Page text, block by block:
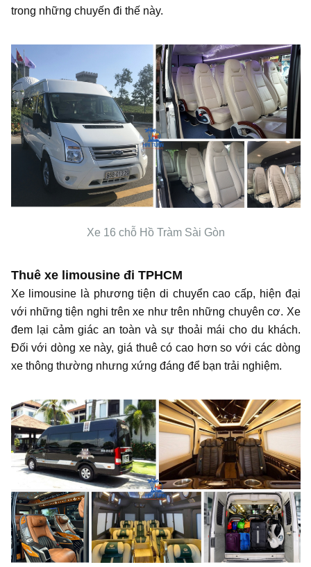
trong những chuyến đi thế này.
Xe 16 chỗ Hồ Tràm Sài Gòn
Thuê xe limousine đi TPHCM
Xe limousine là phương tiện di chuyển cao cấp, hiện đại
với những tiện nghi trên xe như trên những chuyên cơ. Xe
đem lại cảm giác an toàn và sự thoải mái cho du khách.
Đối với dòng xe này, giá thuê có cao hơn so với các dòng
xe thông thường nhưng xứng đáng để bạn trải nghiệm.